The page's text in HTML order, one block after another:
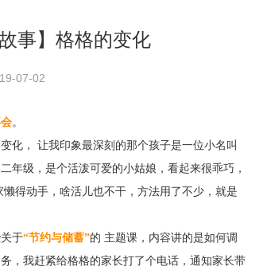
事】格格的变化
07-02
。
化， 让我印象最深刻的那个孩子是一位小名叫
年级，是个活泼可爱的小姑娘，看起来很乖巧，
得动手，啥活儿也不干，方法用了不少，就是
于“节约与储蓄”的 主题课，内容讲的是如何调
，我赶紧给格格的家长打了个电话，通知家长带